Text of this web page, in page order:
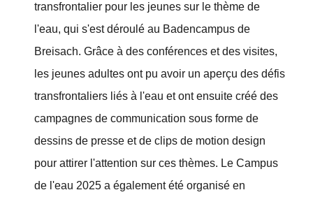
transfrontalier pour les jeunes sur le thème de
l'eau, qui s'est déroulé au Badencampus de
Breisach. Grâce à des conférences et des visites,
les jeunes adultes ont pu avoir un aperçu des défis
transfrontaliers liés à l'eau et ont ensuite créé des
campagnes de communication sous forme de
dessins de presse et de clips de motion design
pour attirer l'attention sur ces thèmes. Le Campus
de l'eau 2025 a également été organisé en